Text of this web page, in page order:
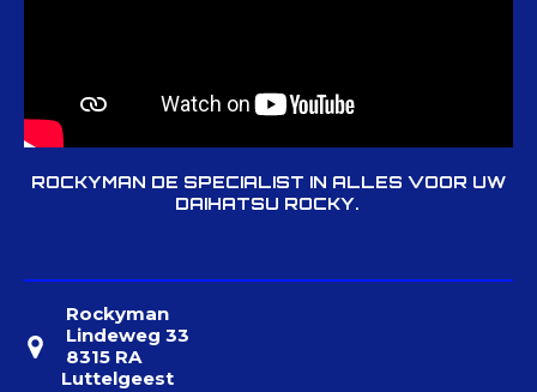
ROCKYMAN DE SPECIALIST IN ALLES VOOR UW
DAIHATSU ROCKY.
Rockyman
Lindeweg 33
8315 RA
Luttelgeest